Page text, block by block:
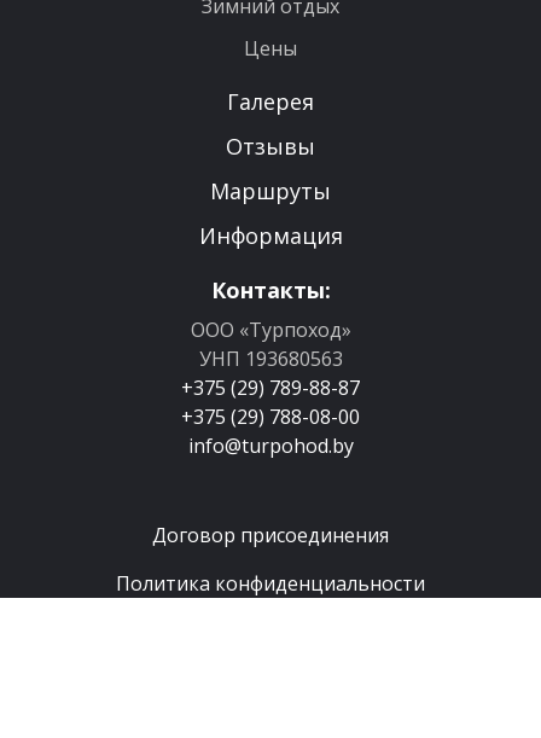
Зимний отдых
Цены
Галерея
Отзывы
Маршруты
Информация
Контакты:
ООО «Турпоход»
УНП 193680563
+375 (29) 789-88-87
+375 (29) 788-08-00
info@turpohod.by
Договор присоединения
Политика конфиденциальности